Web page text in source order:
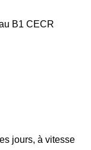
B1 CECR
jours, à vitesse